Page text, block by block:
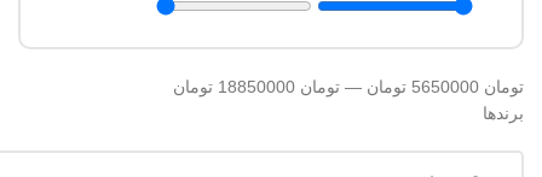
تومان 5650000 تومان — تومان 18850000 تومان
برندها